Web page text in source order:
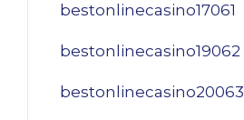
bestonlinecasino17061
bestonlinecasino19062
bestonlinecasino20063